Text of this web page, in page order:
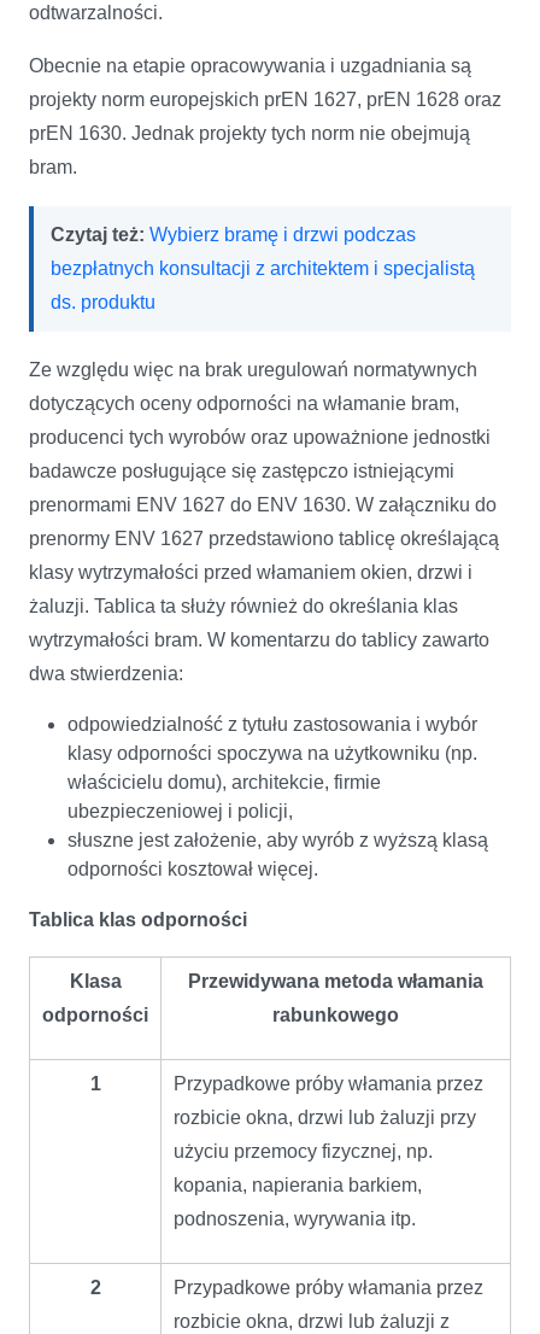
odtwarzalności.
Obecnie na etapie opracowywania i uzgadniania są
projekty norm europejskich prEN 1627, prEN 1628 oraz
prEN 1630. Jednak projekty tych norm nie obejmują
bram.
Czytaj też: Wybierz bramę i drzwi podczas
bezpłatnych konsultacji z architektem i specjalistą
ds. produktu
Ze względu więc na brak uregulowań normatywnych
dotyczących oceny odporności na włamanie bram,
producenci tych wyrobów oraz upoważnione jednostki
badawcze posługujące się zastępczo istniejącymi
prenormami ENV 1627 do ENV 1630. W załączniku do
prenormy ENV 1627 przedstawiono tablicę określającą
klasy wytrzymałości przed włamaniem okien, drzwi i
żaluzji. Tablica ta służy również do określania klas
wytrzymałości bram. W komentarzu do tablicy zawarto
dwa stwierdzenia:
odpowiedzialność z tytułu zastosowania i wybór
klasy odporności spoczywa na użytkowniku (np.
właścicielu domu), architekcie, firmie
ubezpieczeniowej i policji,
słuszne jest założenie, aby wyrób z wyższą klasą
odporności kosztował więcej.
Tablica klas odporności
Klasa
odporności
Przewidywana metoda włamania
rabunkowego
1
Przypadkowe próby włamania przez
rozbicie okna, drzwi lub żaluzji przy
użyciu przemocy fizycznej, np.
kopania, napierania barkiem,
podnoszenia, wyrywania itp.
2
Przypadkowe próby włamania przez
rozbicie okna, drzwi lub żaluzji z